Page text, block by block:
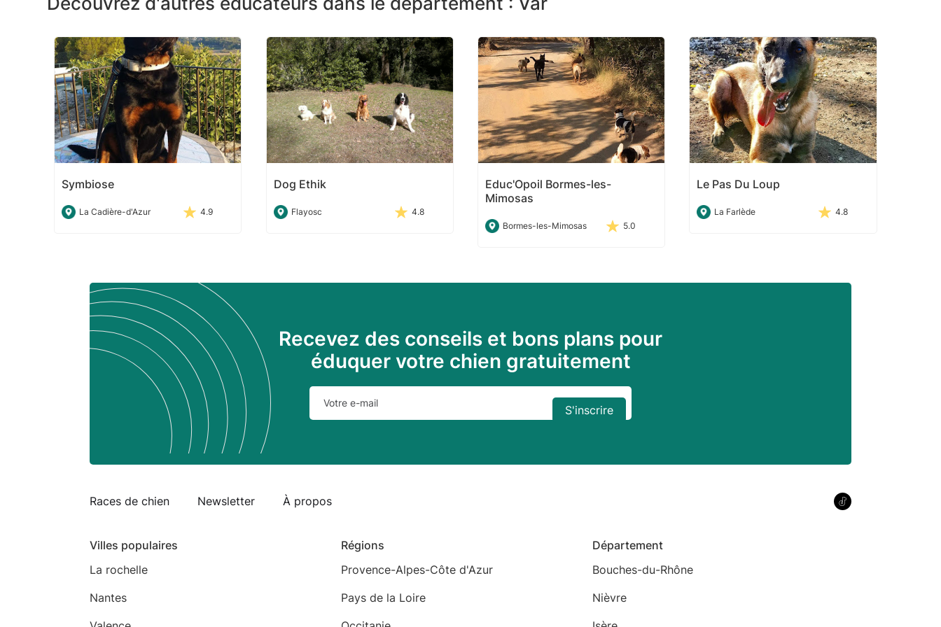
Symbiose
La Cadière-d'Azur 4.9
Dog Ethik
Flayosc 4.8
Educ'Opoil Bormes-les-
Mimosas
Bormes-les-Mimosas 5.0
Le Pas Du Loup
La Farlède 4.8
Recevez des conseils et bons plans pour
éduquer votre chien gratuitement
Races de chien Newsletter À propos
Villes populaires
La rochelle
Nantes
Régions
Provence-Alpes-Côte d'Azur
Pays de la Loire
Département
Bouches-du-Rhône
Nièvre